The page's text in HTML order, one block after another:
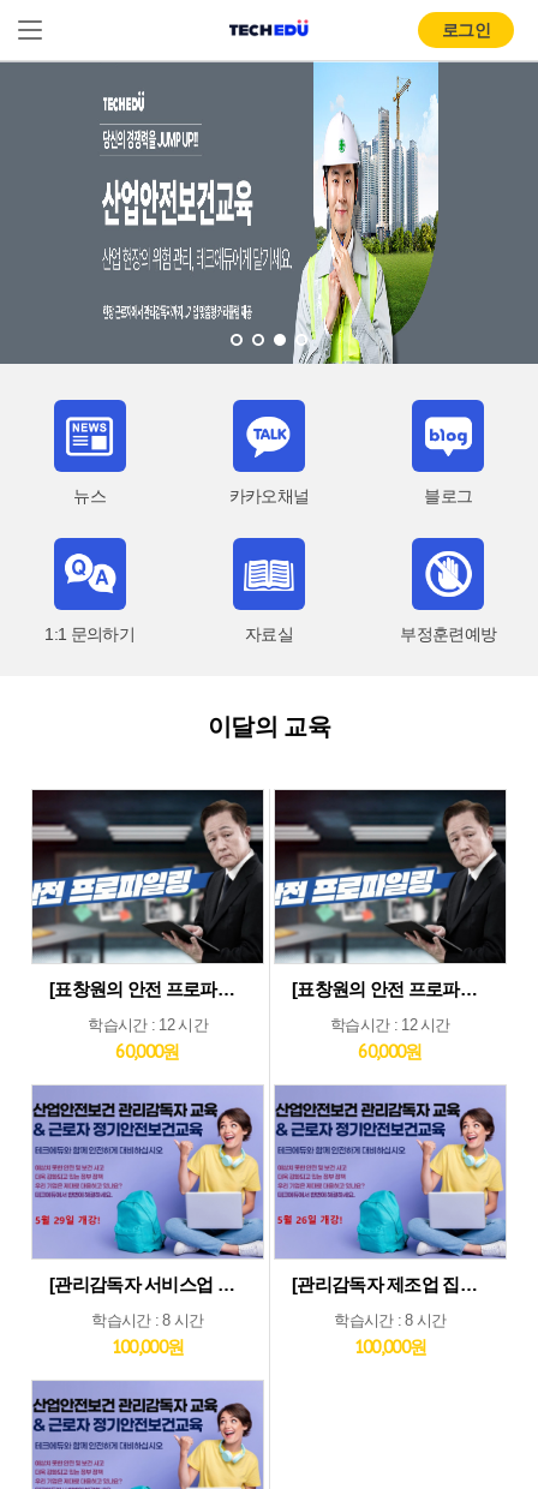
로그인
뉴스 카카오채널 블로그
1:1 문의하기 자료실 부정훈련예방
이달의 교육
[표창원의 안전 프로파일링] 제조업 현장근로자 정기안전보건교육 (상반기)
학습시간 : 12 시간
60,000원
[표창원의 안전 프로파일링] 기타업 현장근로자 정기안전보건교육 (상반기)
학습시간 : 12 시간
60,000원
[관리감독자 서비스업 및 기타업 집체교육_5월29일] 기타업종 및 서비스업종 관리감독자 집체 교육...5월29일 개강
학습시간 : 8 시간
100,000원
[관리감독자 제조업 집체교육_5월26일] 제조업종 관리감독자 집체 교육...5월26일 개강
학습시간 : 8 시간
100,000원